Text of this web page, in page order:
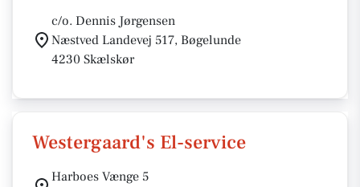
c/o. Dennis Jørgensen
Næstved Landevej 517, Bøgelunde
4230 Skælskør
Westergaard's El-service
Harboes Vænge 5